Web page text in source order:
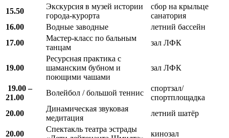
15.50
Экскурсия в музей истории
города-курорта
сбор на крыльце
санатория
16.00
Водные заводные
летний бассейн
17.00
Мастер-класс по бальным
танцам
зал ЛФК
19.00
Ресурсная практика с
шаманским бубном и
поющими чашами
зал ЛФК
19.00 –
21.00
Волейбол / большой теннис
спортзал/
спортплощадка
20.00
Динамическая звуковая
медитация
летний шатёр
20.00
Спектакль театра эстрады
кинозал